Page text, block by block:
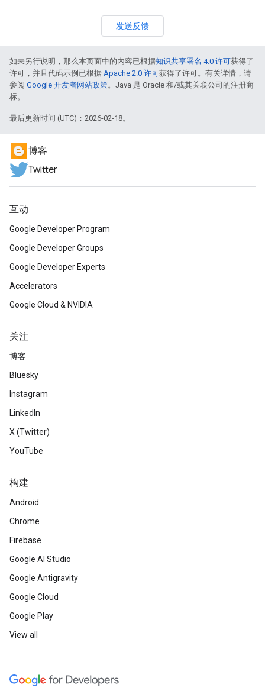
发送反馈
如未另行说明，那么本页面中的内容已根据知识共享署名 4.0 许可获得了
许可，并且代码示例已根据 Apache 2.0 许可获得了许可。有关详情，请
参阅 Google 开发者网站政策。Java 是 Oracle 和/或其关联公司的注册商
标。
最后更新时间 (UTC)：2026-02-18。
博客
Twitter
互动
Google Developer Program
Google Developer Groups
Google Developer Experts
Accelerators
Google Cloud & NVIDIA
关注
博客
Bluesky
Instagram
LinkedIn
X (Twitter)
YouTube
构建
Android
Chrome
Firebase
Google AI Studio
Google Antigravity
Google Cloud
Google Play
View all